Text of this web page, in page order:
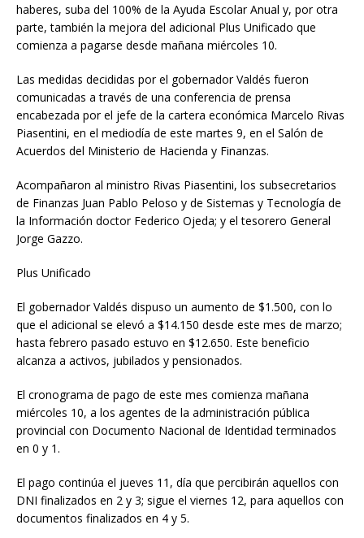
haberes, suba del 100% de la Ayuda Escolar Anual y, por otra
parte, también la mejora del adicional Plus Unificado que
comienza a pagarse desde mañana miércoles 10.
Las medidas decididas por el gobernador Valdés fueron
comunicadas a través de una conferencia de prensa
encabezada por el jefe de la cartera económica Marcelo Rivas
Piasentini, en el mediodía de este martes 9, en el Salón de
Acuerdos del Ministerio de Hacienda y Finanzas.
Acompañaron al ministro Rivas Piasentini, los subsecretarios
de Finanzas Juan Pablo Peloso y de Sistemas y Tecnología de
la Información doctor Federico Ojeda; y el tesorero General
Jorge Gazzo.
Plus Unificado
El gobernador Valdés dispuso un aumento de $1.500, con lo
que el adicional se elevó a $14.150 desde este mes de marzo;
hasta febrero pasado estuvo en $12.650. Este beneficio
alcanza a activos, jubilados y pensionados.
El cronograma de pago de este mes comienza mañana
miércoles 10, a los agentes de la administración pública
provincial con Documento Nacional de Identidad terminados
en 0 y 1.
El pago continúa el jueves 11, día que percibirán aquellos con
DNI finalizados en 2 y 3; sigue el viernes 12, para aquellos con
documentos finalizados en 4 y 5.